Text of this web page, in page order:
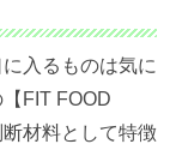
入るものは気に
FIT FOOD
材料として特徴